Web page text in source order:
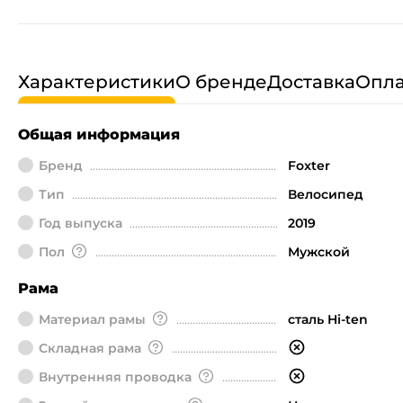
ХарактеристикиО брендеДоставка
Общая информация
Бренд
Foxter
Тип
Велосипед
Год выпуска
2019
Пол
Мужской
Рама
Материал рамы
сталь Hi-ten
Складная рама
Внутренняя проводка